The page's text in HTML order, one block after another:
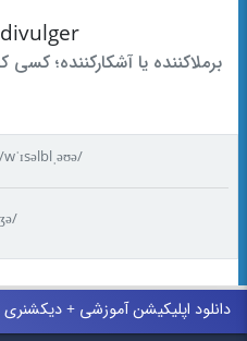
divulger
برملاکننده یا آشکارکننده؛
/wˈɪsəlblˌəʊə/
دانلود اپلیکیشن آموزشی + دیکشنری